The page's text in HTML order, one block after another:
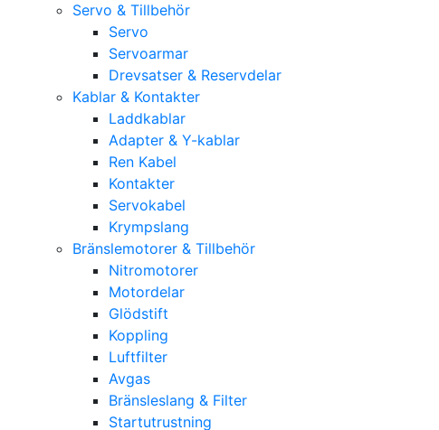
Servo & Tillbehör
Servo
Servoarmar
Drevsatser & Reservdelar
Kablar & Kontakter
Laddkablar
Adapter & Y-kablar
Ren Kabel
Kontakter
Servokabel
Krympslang
Bränslemotorer & Tillbehör
Nitromotorer
Motordelar
Glödstift
Koppling
Luftfilter
Avgas
Bränsleslang & Filter
Startutrustning